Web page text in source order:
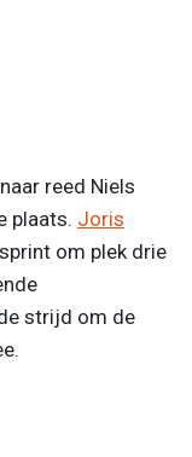
reed Niels
plaats. Joris
om plek drie
strijd om de